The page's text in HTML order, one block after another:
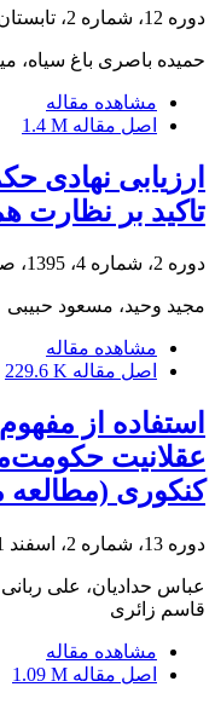
دوره 12، شماره 2، تابستان 1405، صفحه
حمیده باصری باغ سیاه،
مشاهده مقاله
اصل مقاله 1.4 M
ارزیابی نهادی
تاکید بر نظارت
دوره 2، شماره 4، 1395، صفحه
مجید وحید، مسعود حبیبی
مشاهده مقاله
اصل مقاله 229.6 K
استفاده از
عقلانیت
کنکوری
دوره 13، شماره 2، اسفند 1401، صفحه
عباس حدادیان، علی
قاسم زائری
مشاهده مقاله
اصل مقاله 1.09 M